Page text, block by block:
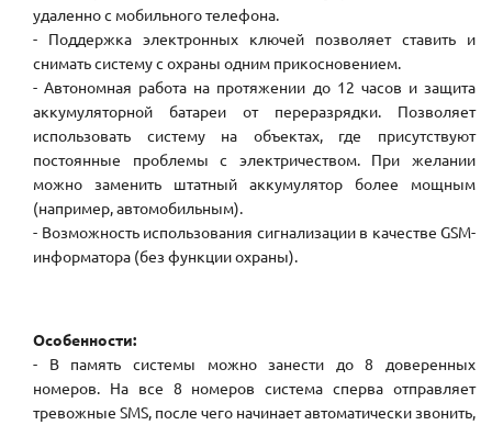
удаленно с мобильного телефона.
- Поддержка электронных ключей позволяет ставить и
снимать систему с охраны одним прикосновением.
- Автономная работа на протяжении до 12 часов и защита
аккумуляторной батареи от переразрядки. Позволяет
использовать систему на объектах, где присутствуют
постоянные проблемы с электричеством. При желании
можно заменить штатный аккумулятор более мощным
(например, автомобильным).
- Возможность использования сигнализации в качестве GSM-
информатора (без функции охраны).
Особенности:
- В память системы можно занести до 8 доверенных
номеров. На все 8 номеров система сперва отправляет
тревожные SMS, после чего начинает автоматически звонить,